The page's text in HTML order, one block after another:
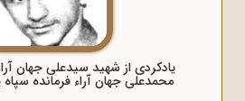
یادکردی از شهید سیدعلی جهان
محمدعلی جهان آراء فرمانده